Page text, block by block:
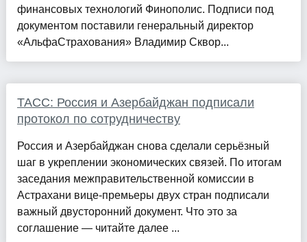
финансовых технологий Финополис. Подписи под
документом поставили генеральный директор
«АльфаСтрахования» Владимир Сквор...
ТАСС: Россия и Азербайджан подписали
протокол по сотрудничеству
Россия и Азербайджан снова сделали серьёзный
шаг в укреплении экономических связей. По итогам
заседания межправительственной комиссии в
Астрахани вице-премьеры двух стран подписали
важный двусторонний документ. Что это за
соглашение — читайте далее ...